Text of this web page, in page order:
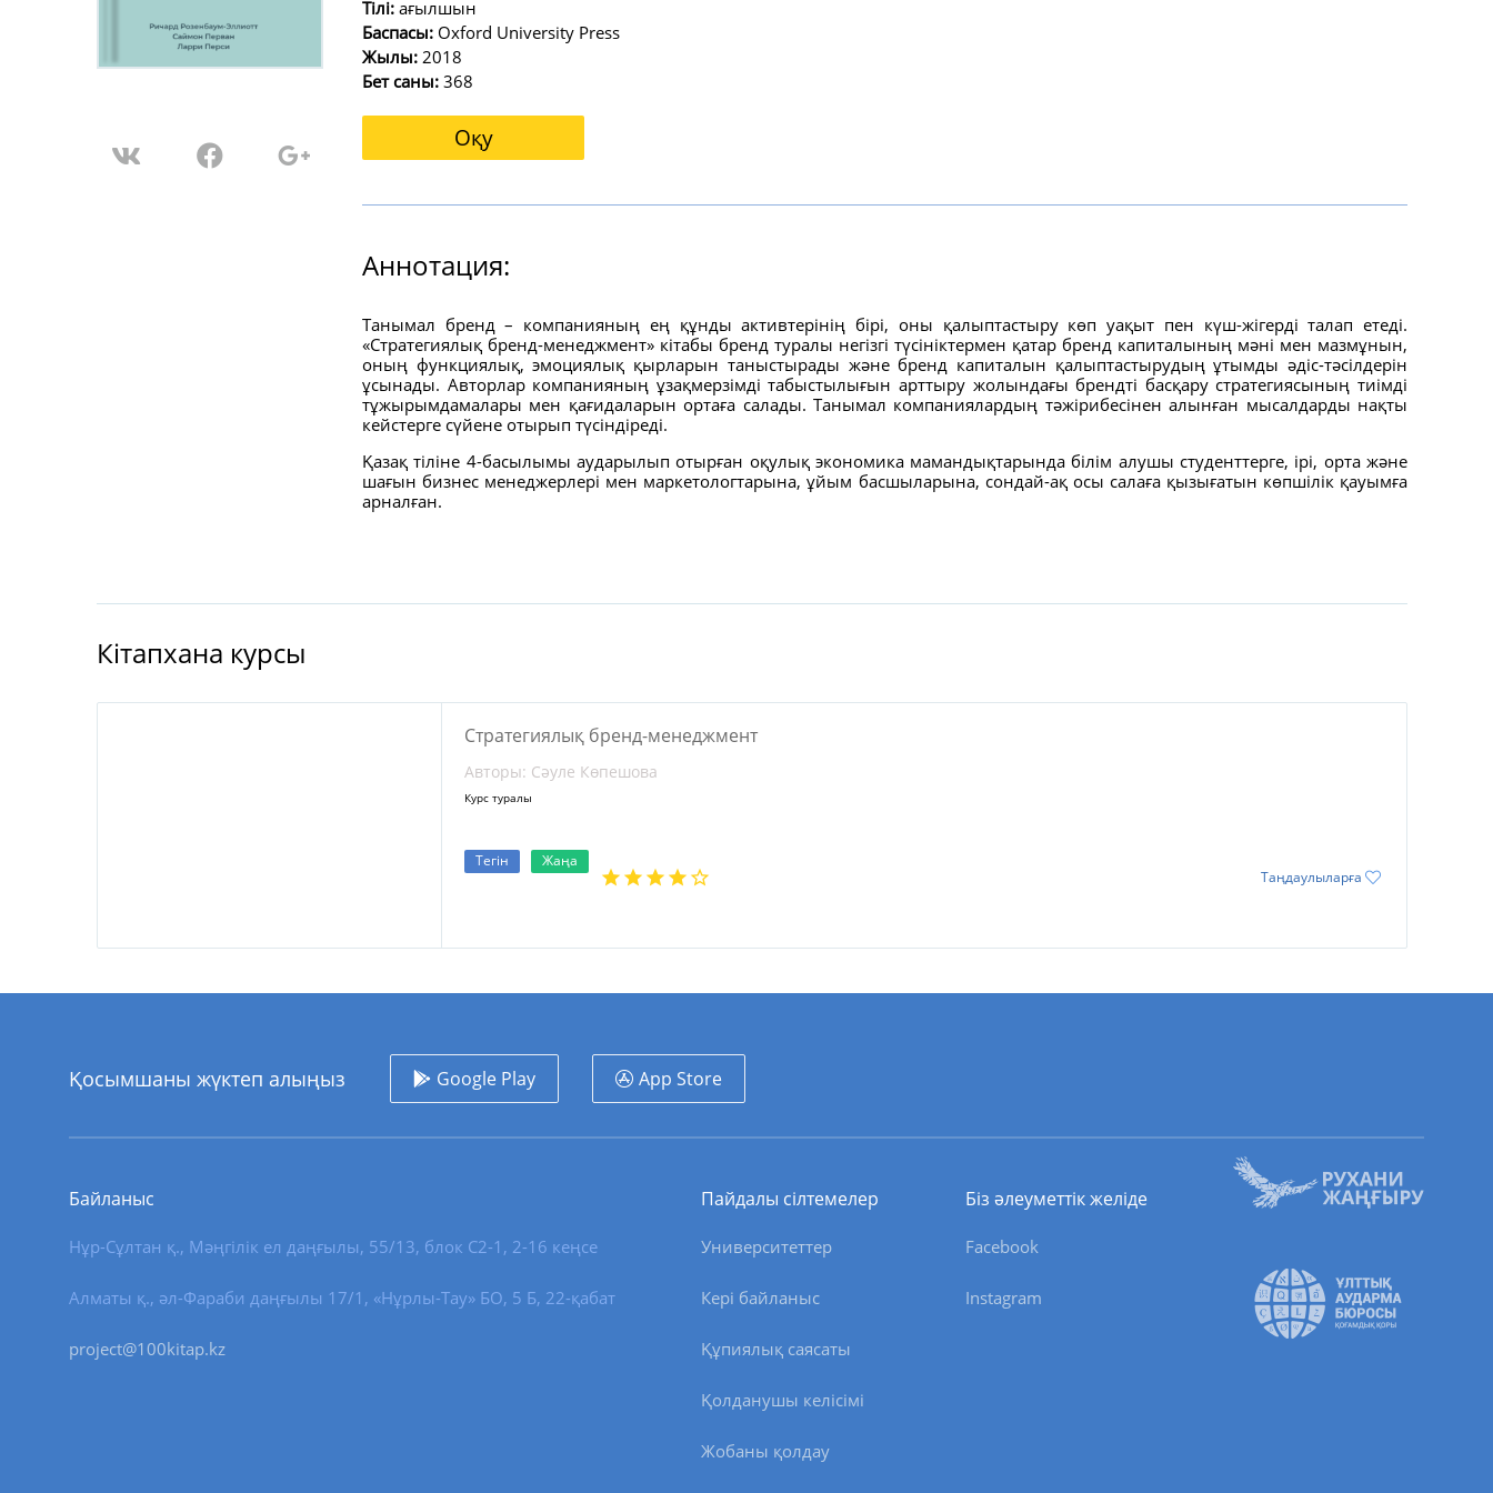
Тілі: ағылшын
Баспасы: Oxford University Press
Жылы: 2018
Бет саны: 368
Оқу
Аннотация:
Танымал бренд – компанияның ең құнды активтерінің бірі, оны қалыптастыру көп уақыт пен күш-жігерді талап етеді.
«Стратегиялық бренд-менеджмент» кітабы бренд туралы негізгі түсініктермен қатар бренд капиталының мәні мен мазмұнын,
оның функциялық, эмоциялық қырларын таныстырады және бренд капиталын қалыптастырудың ұтымды әдіс-тәсілдерін
ұсынады. Авторлар компанияның ұзақмерзімді табыстылығын арттыру жолындағы брендті басқару стратегиясының тиімді
тұжырымдамалары мен қағидаларын ортаға салады. Танымал компаниялардың тәжірибесінен алынған мысалдарды нақты
кейстерге сүйене отырып түсіндіреді.
Қазақ тіліне 4-басылымы аударылып отырған оқулық экономика мамандықтарында білім алушы студенттерге, ірі, орта және
шағын бизнес менеджерлері мен маркетологтарына, ұйым басшыларына, сондай-ақ осы салаға қызығатын көпшілік қауымға
арналған.
Кітапхана курсы
Стратегиялық бренд-менеджмент
Авторы: Сәуле Көпешова
Курс туралы
Тегін
Жаңа
Таңдаулыларға
Қосымшаны жүктеп алыңыз Google Play App Store
Байланыс
Нұр-Сұлтан қ., Мәңгілік ел даңғылы, 55/13, блок С2-1, 2-16 кеңсе
Алматы қ., әл-Фараби даңғылы 17/1, «Нұрлы-Тау» БО, 5 Б, 22-қабат
project@100kitap.kz
Пайдалы сілтемелер
Университеттер
Кері байланыс
Құпиялық саясаты
Қолданушы келісімі
Жобаны қолдау
Біз әлеуметтік желіде
Facebook
Instagram